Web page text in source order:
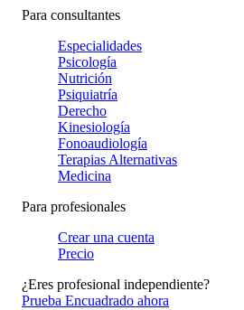
Para consultantes
Especialidades
Psicología
Nutrición
Psiquiatría
Derecho
Kinesiología
Fonoaudiología
Terapias Alternativas
Medicina
Para profesionales
Crear una cuenta
Precio
¿Eres profesional independiente?
Prueba Encuadrado ahora